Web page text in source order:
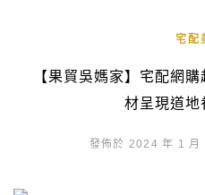
宅配
【果貿吳媽家】宅配網
材呈現道地
發佈於 2024 年 1 月